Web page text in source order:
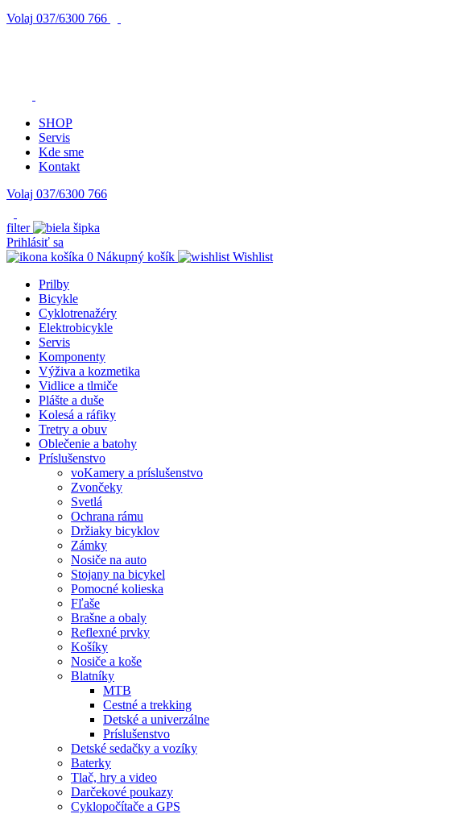
Volaj 037/6300 766
SHOP
Servis
Kde sme
Kontakt
Volaj 037/6300 766
filter
Prihlásiť sa
0 Nákupný košík
Wishlist
Prilby
Bicykle
Cyklotrenažéry
Elektrobicykle
Servis
Komponenty
Výživa a kozmetika
Vidlice a tlmiče
Plášte a duše
Kolesá a ráfiky
Tretry a obuv
Oblečenie a batohy
Príslušenstvo
voKamery a príslušenstvo
Zvončeky
Svetlá
Ochrana rámu
Držiaky bicyklov
Zámky
Nosiče na auto
Stojany na bicykel
Pomocné kolieska
Fľaše
Brašne a obaly
Reflexné prvky
Košíky
Nosiče a koše
Blatníky
MTB
Cestné a trekking
Detské a univerzálne
Príslušenstvo
Detské sedačky a vozíky
Baterky
Tlač, hry a video
Darčekové poukazy
Cyklopočítače a GPS